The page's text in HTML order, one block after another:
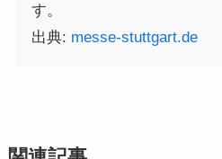
す。
出典: messe-stuttgart.de